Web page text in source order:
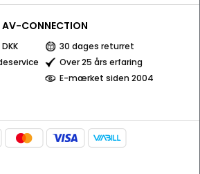
AV-CONNECTION
30 dages returret
Over 25 års erfaring
E-mærket siden 2004